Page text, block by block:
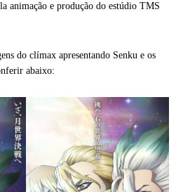
animação e produção do estúdio TMS
do clímax apresentando Senku e os
abaixo: